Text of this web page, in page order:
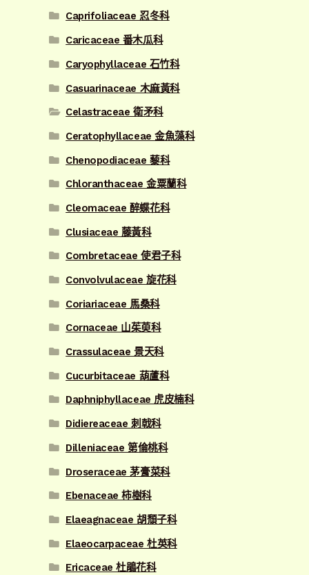
Caprifoliaceae 忍冬科
Caricaceae 番木瓜科
Caryophyllaceae 石竹科
Casuarinaceae 木麻黃科
Celastraceae 衛矛科
Ceratophyllaceae 金魚藻科
Chenopodiaceae 藜科
Chloranthaceae 金粟蘭科
Cleomaceae 醉蝶花科
Clusiaceae 藤黃科
Combretaceae 使君子科
Convolvulaceae 旋花科
Coriariaceae 馬桑科
Cornaceae 山茱萸科
Crassulaceae 景天科
Cucurbitaceae 葫蘆科
Daphniphyllaceae 虎皮楠科
Didiereaceae 刺戟科
Dilleniaceae 第倫桃科
Droseraceae 茅膏菜科
Ebenaceae 柿樹科
Elaeagnaceae 胡頹子科
Elaeocarpaceae 杜英科
Ericaceae 杜鵑花科